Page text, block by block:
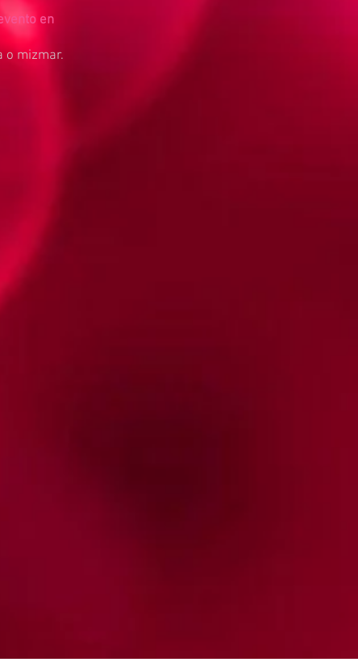
en
o mizmar.